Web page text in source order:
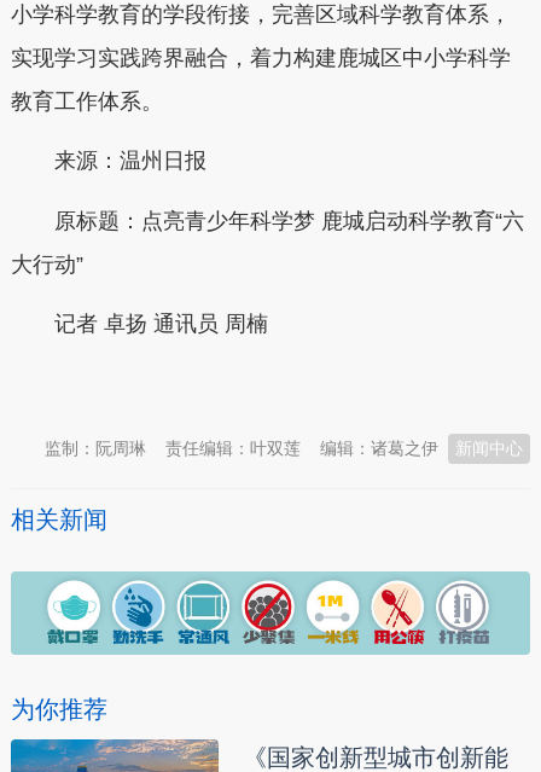
小学科学教育的学段衔接，完善区域科学教育体系，
实现学习实践跨界融合，着力构建鹿城区中小学科学
教育工作体系。
来源：温州日报
原标题：点亮青少年科学梦 鹿城启动科学教育“六
大行动”
记者 卓扬 通讯员 周楠
新闻中心
编辑：诸葛之伊
责任编辑：叶双莲
监制：阮周琳
相关新闻
为你推荐
《国家创新型城市创新能